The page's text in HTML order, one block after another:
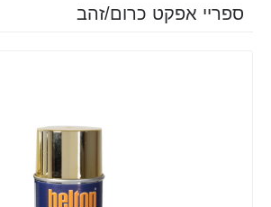
ספריי אפקט כרום/זהב